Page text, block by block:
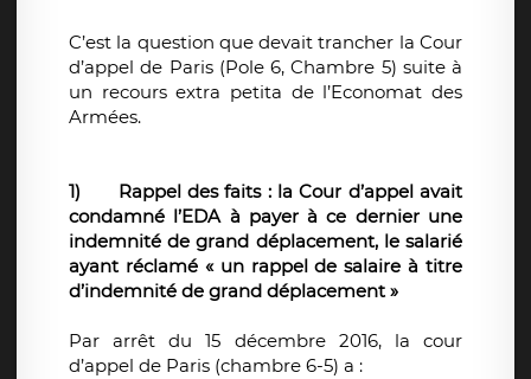
C’est la question que devait trancher la Cour
d’appel de Paris (Pole 6, Chambre 5) suite à
un recours extra petita de l’Economat des
Armées.
1)
Rappel des faits : la Cour d’appel avait
condamné l’EDA à payer à ce dernier une
indemnité de grand déplacement, le salarié
ayant réclamé « un rappel de salaire à titre
d’indemnité de grand déplacement »
Par arrêt du 15 décembre 2016, la cour
d’appel de Paris (chambre 6-5) a :